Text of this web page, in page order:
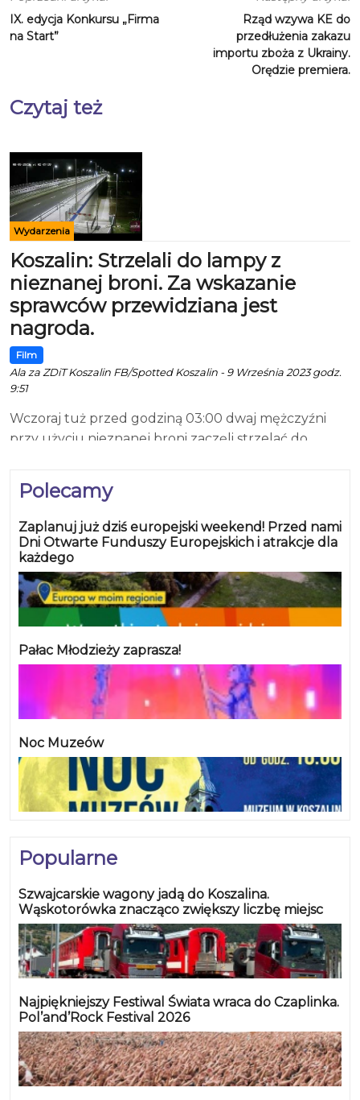
Polecamy
Zaplanuj już dziś europejski weekend! Przed nami
Dni Otwarte Funduszy Europejskich i atrakcje dla
każdego
Pałac Młodzieży zaprasza!
Noc Muzeów
Popularne
Szwajcarskie wagony jadą do Koszalina.
Wąskotorówka znacząco zwiększy liczbę miejsc
Najpiękniejszy Festiwal Świata wraca do Czaplinka.
Pol’and’Rock Festival 2026
IX. edycja Konkursu „Firma
na Start”
Rząd wzywa KE do
przedłużenia zakazu
importu zboża z Ukrainy.
Orędzie premiera.
Czytaj też
Wydarzenia
Koszalin: Strzelali do lampy z
nieznanej broni. Za wskazanie
sprawców przewidziana jest
nagroda.
Film
Ala za ZDiT Koszalin FB/Spotted Koszalin - 9 Września 2023 godz.
9:51
Wczoraj tuż przed godziną 03:00 dwaj mężczyźni
przy użyciu nieznanej broni zaczęli strzelać do
Koszalinie. Doprowadzili oni do zniszczenia szklanych
opraw świetlnych w kilku latarniach. Straty wstępnie
oszacowano na 20 tysięcy złotych. Jeśli posiadasz
informacje mogące zidentyfikować sprawców tego
zdarzenia - nie czekaj! Zgłoś się do najbliższego
posterunku policji. Źródło: ZDiT Koszalin, FB/Spotted
Koszalin